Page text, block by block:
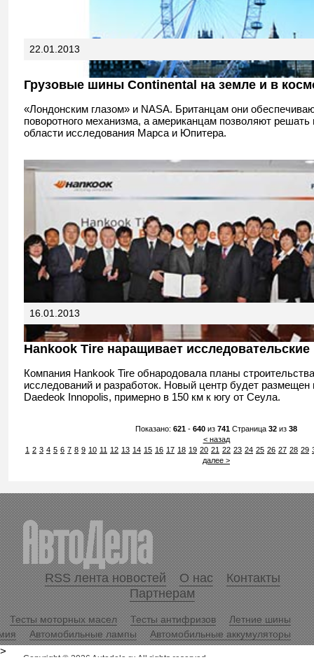
22.01.2013
Грузовые шины Continental на земле и в
«Лондонским глазом» и NASA. Британцам они
поворотного механизма, а американцам позволяют решать
области исследования Марса и Юпитера.
16.01.2013
Hankook Tire наращивает
Компания Hankook Tire обнародовала планы
исследований и разработок. Новый центр будет размещен
Daedeok Innopolis, примерно в 150 км к югу от Сеула.
Показано: 621 - 640 из 741 Страница 32 из 38
< назад
1 2 3 4 5 6 7 8 9 10 11 12 13 14 15 16 17 18 19 20 21 22 23 24 25 26 27 28 29
далее >
RSS лента новостей О нас
Контакты
Партнерам
Тесты моторных масел Тесты антифризов
Летние шины
Автомобильные лампы Автомобильные аккумуляторы
Copyright © 2026 Autodela.ru All rights reserved.
>